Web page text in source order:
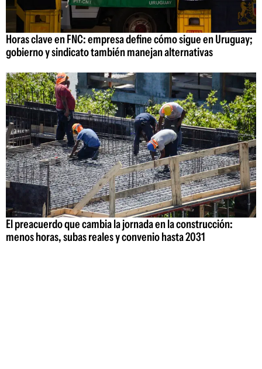
Horas clave en FNC: empresa define cómo sigue en Uruguay;
gobierno y sindicato también manejan alternativas
El preacuerdo que cambia la jornada en la construcción:
menos horas, subas reales y convenio hasta 2031